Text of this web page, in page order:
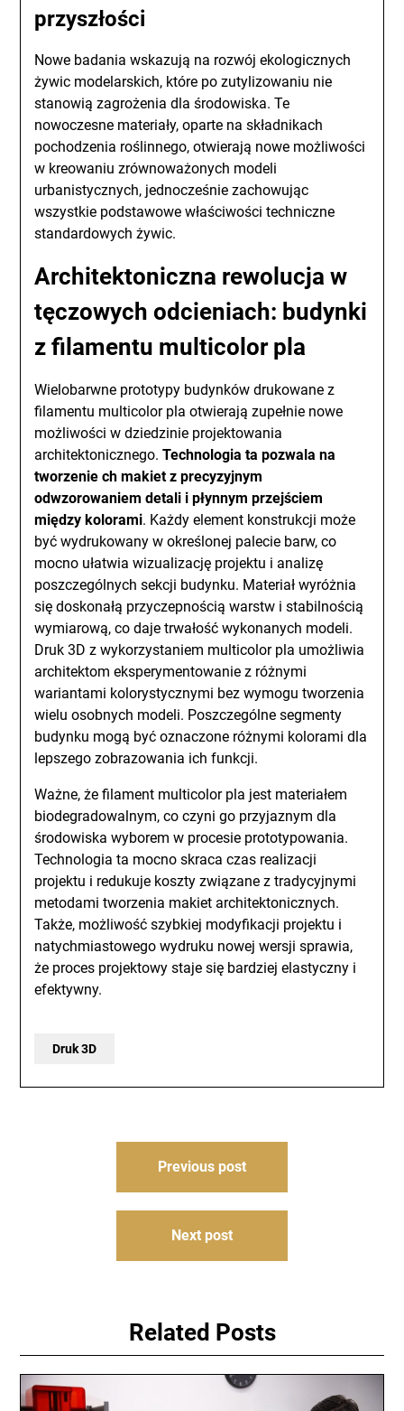
przyszłości
Nowe badania wskazują na rozwój ekologicznych
żywic modelarskich, które po zutylizowaniu nie
stanowią zagrożenia dla środowiska. Te
nowoczesne materiały, oparte na składnikach
pochodzenia roślinnego, otwierają nowe możliwości
w kreowaniu zrównoważonych modeli
urbanistycznych, jednocześnie zachowując
wszystkie podstawowe właściwości techniczne
standardowych żywic.
Architektoniczna rewolucja w
tęczowych odcieniach: budynki
z filamentu multicolor pla
Wielobarwne prototypy budynków drukowane z
filamentu multicolor pla otwierają zupełnie nowe
możliwości w dziedzinie projektowania
architektonicznego.Technologia ta pozwala na
tworzenie ch makiet z precyzyjnym
odwzorowaniem detali i płynnym przejściem
między kolorami. Każdy element konstrukcji może
być wydrukowany w określonej palecie barw, co
mocno ułatwia wizualizację projektu i analizę
poszczególnych sekcji budynku. Materiał wyróżnia
się doskonałą przyczepnością warstw i stabilnością
wymiarową, co daje trwałość wykonanych modeli.
Druk 3D z wykorzystaniem multicolor pla umożliwia
architektom eksperymentowanie z różnymi
wariantami kolorystycznymi bez wymogu tworzenia
wielu osobnych modeli. Poszczególne segmenty
budynku mogą być oznaczone różnymi kolorami dla
lepszego zobrazowania ich funkcji.
Ważne, że filament multicolor pla jest materiałem
biodegradowalnym, co czyni go przyjaznym dla
środowiska wyborem w procesie prototypowania.
Technologia ta mocno skraca czas realizacji
projektu i redukuje koszty związane z tradycyjnymi
metodami tworzenia makiet architektonicznych.
Także, możliwość szybkiej modyfikacji projektu i
natychmiastowego wydruku nowej wersji sprawia,
że proces projektowy staje się bardziej elastyczny i
efektywny.
Druk 3D
Nawigacja
Previous post
Next post
Related Posts